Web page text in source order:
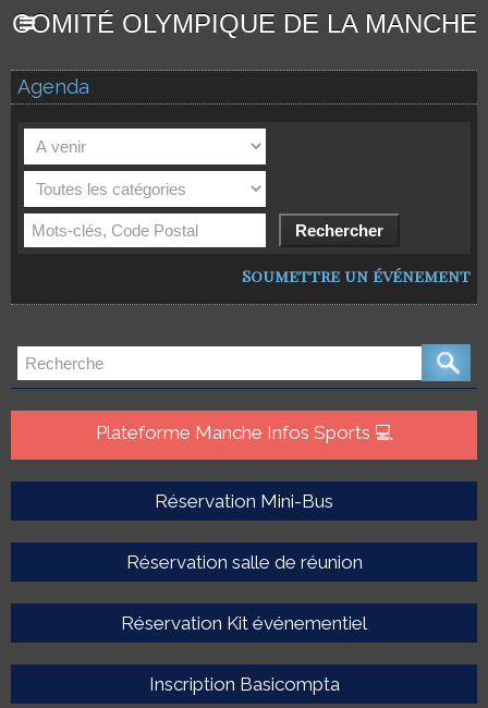
COMITÉ OLYMPIQUE DE LA MANCHE
Agenda
Soumettre un événement
Plateforme Manche Infos Sports 💻
Réservation Mini-Bus
Réservation salle de réunion
Réservation Kit événementiel
Inscription Basicompta